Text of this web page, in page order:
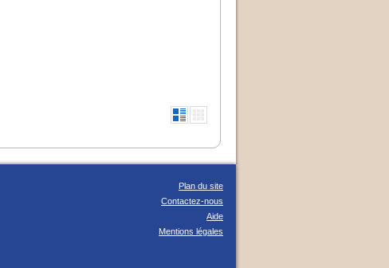
Plan du site
Contactez-nous
Aide
Mentions légales